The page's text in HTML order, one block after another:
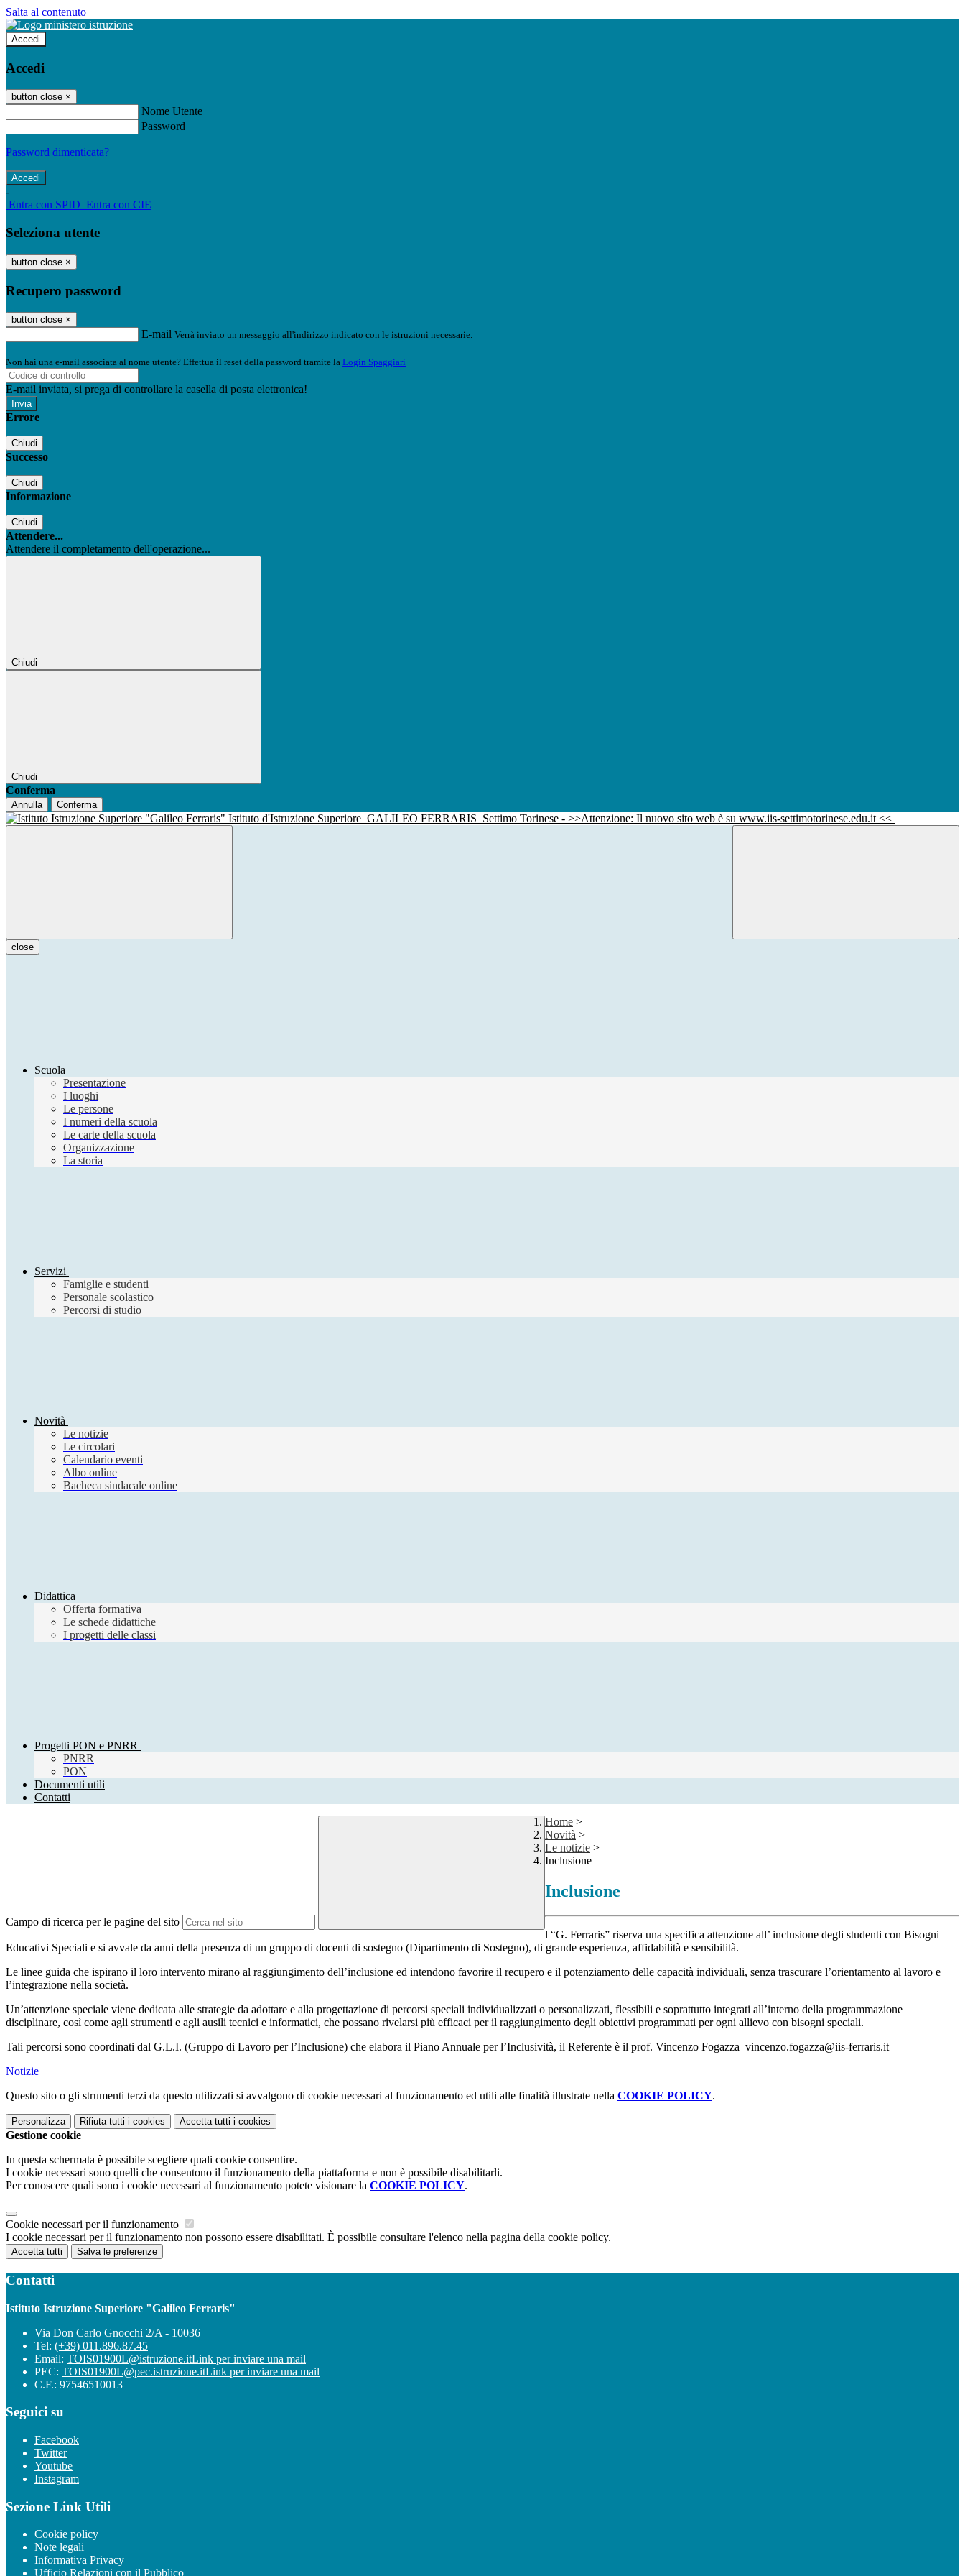
Salta al contenuto
Accedi
Accedi
button close ×
Nome Utente
Password
Password dimenticata?
-
Entra con SPID Entra con CIE
Seleziona utente
button close ×
Recupero password
button close ×
E-mail Verrà inviato un messaggio all'indirizzo indicato con le istruzioni necessarie.
Non hai una e-mail associata al nome utente? Effettua il reset della password tramite la Login Spaggiari
E-mail inviata, si prega di controllare la casella di posta elettronica!
Errore
Chiudi
Successo
Chiudi
Informazione
Chiudi
Attendere...
Attendere il completamento dell'operazione...
Chiudi
Chiudi
Conferma
Annulla Conferma
Istituto d'Istruzione Superiore GALILEO FERRARIS Settimo Torinese - >>Attenzione: Il nuovo sito web è su www.iis-settimotorinese.edu.it <<
close
Scuola
Presentazione
I luoghi
Le persone
I numeri della scuola
Le carte della scuola
Organizzazione
La storia
Servizi
Famiglie e studenti
Personale scolastico
Percorsi di studio
Novità
Le notizie
Le circolari
Calendario eventi
Albo online
Bacheca sindacale online
Didattica
Offerta formativa
Le schede didattiche
I progetti delle classi
Progetti PON e PNRR
PNRR
PON
Documenti utili
Contatti
Campo di ricerca per le pagine del sito
Home >
Novità >
Le notizie >
Inclusione
Inclusione
l “G. Ferraris” riserva una specifica attenzione all’ inclusione degli studenti con Bisogni
Educativi Speciali e si avvale da anni della presenza di un gruppo di docenti di sostegno (Dipartimento di Sostegno), di grande esperienza, affidabilità e sensibilità.
Le linee guida che ispirano il loro intervento mirano al raggiungimento dell’inclusione ed intendono favorire il recupero e il potenziamento delle capacità individuali, senza trascurare l’orientamento al lavoro e
l’integrazione nella società.
Un’attenzione speciale viene dedicata alle strategie da adottare e alla progettazione di percorsi speciali individualizzati o personalizzati, flessibili e soprattutto integrati all’interno della programmazione
disciplinare, così come agli strumenti e agli ausili tecnici e informatici, che possano rivelarsi più efficaci per il raggiungimento degli obiettivi programmati per ogni allievo con bisogni speciali.
Tali percorsi sono coordinati dal G.L.I. (Gruppo di Lavoro per l’Inclusione) che elabora il Piano Annuale per l’Inclusività, il Referente è il prof. Vincenzo Fogazza vincenzo.fogazza@iis-ferraris.it
Notizie
Questo sito o gli strumenti terzi da questo utilizzati si avvalgono di cookie necessari al funzionamento ed utili alle finalità illustrate nella COOKIE POLICY.
Personalizza Rifiuta tutti i cookies Accetta tutti i cookies
Gestione cookie
In questa schermata è possibile scegliere quali cookie consentire.
I cookie necessari sono quelli che consentono il funzionamento della piattaforma e non è possibile disabilitarli.
Per conoscere quali sono i cookie necessari al funzionamento potete visionare la COOKIE POLICY.
Cookie necessari per il funzionamento
I cookie necessari per il funzionamento non possono essere disabilitati. È possibile consultare l'elenco nella pagina della cookie policy.
Accetta tutti Salva le preferenze
Contatti
Istituto Istruzione Superiore "Galileo Ferraris"
Via Don Carlo Gnocchi 2/A - 10036
Tel: (+39) 011.896.87.45
Email: TOIS01900L@istruzione.itLink per inviare una mail
PEC: TOIS01900L@pec.istruzione.itLink per inviare una mail
C.F.: 97546510013
Seguici su
Facebook
Twitter
Youtube
Instagram
Sezione Link Utili
Cookie policy
Note legali
Informativa Privacy
Ufficio Relazioni con il Pubblico